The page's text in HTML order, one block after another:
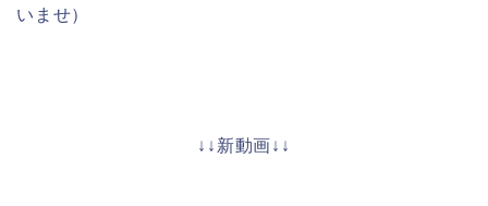
いませ）
↓↓新動画↓↓